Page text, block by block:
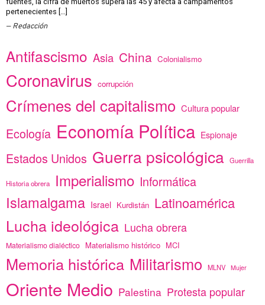
pertenecientes […]
Redacción
Antifascismo Asia China Colonialismo
Coronavirus corrupción
Crímenes del capitalismo Cultura popular
Ecología Economía Política Espionaje
Estados Unidos Guerra psicológica Guerrilla
Historia obrera Imperialismo Informática
Islamalgama Israel Kurdistán Latinoamérica
Lucha ideológica Lucha obrera
Materialismo dialéctico Materialismo histórico MCI
Memoria histórica Militarismo MLNV Mujer
Oriente Medio Palestina Protesta popular